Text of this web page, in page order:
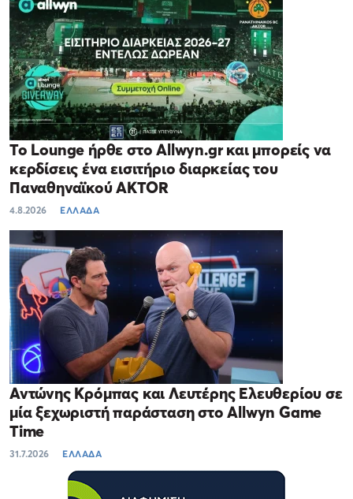
Το Lounge ήρθε στο Allwyn.gr και μπορείς να
κερδίσεις ένα εισιτήριο διαρκείας του
Παναθηναϊκού AKTOR
4.8.2026 ΕΛΛΑΔΑ
Αντώνης Κρόμπας και Λευτέρης Ελευθερίου σε
μία ξεχωριστή παράσταση στο Allwyn Game
Time
31.7.2026 ΕΛΛΑΔΑ